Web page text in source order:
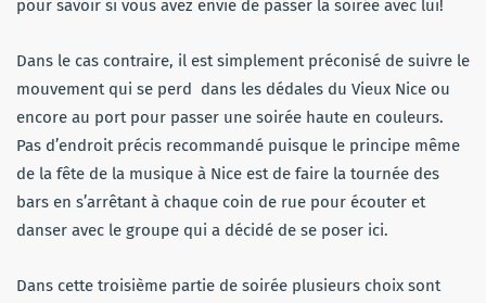
pour savoir si vous avez envie de passer la soirée avec lui!
Dans le cas contraire, il est simplement préconisé de suivre le
mouvement qui se perd dans les dédales du Vieux Nice ou
encore au port pour passer une soirée haute en couleurs.
Pas d’endroit précis recommandé puisque le principe même
de la fête de la musique à Nice est de faire la tournée des
bars en s’arrêtant à chaque coin de rue pour écouter et
danser avec le groupe qui a décidé de se poser ici.
Dans cette troisième partie de soirée plusieurs choix sont